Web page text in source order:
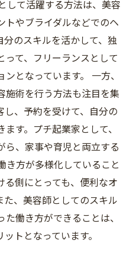
して活躍する方法は、美容
トやブライダルなどでのヘ
のスキルを活かして、独
て、フリーランスとして
となっています。 一方、
施術を行う方法も注目を集
、予約を受けて、自分の
す。プチ起業家として、
ら、家事や育児と両立する
き方が多様化していること
る側にとっても、便利なオ
た、美容師としてのスキル
働き方ができることは、
トとなっています。